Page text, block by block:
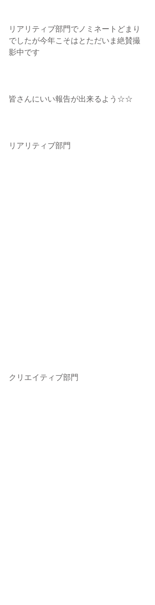
リアリティブ部門でノミネートどまり
でしたが今年こそはとただいま絶賛撮
影中です
皆さんにいい報告が出来るよう☆☆
リアリティブ部門
クリエイティブ部門